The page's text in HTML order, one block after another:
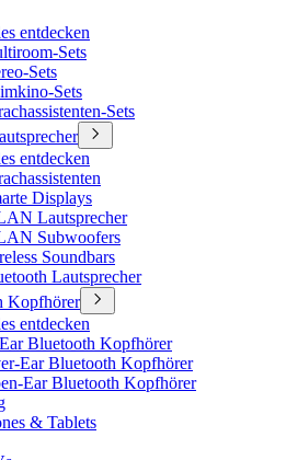
entdecken
Sets
Sets
Sets
Sets
entdecken
Displays
Lautsprecher
Subwoofers
Soundbars
Lautsprecher
Kopfhörer
entdecken
Bluetooth Kopfhörer
Ear Bluetooth Kopfhörer
Ear Bluetooth Kopfhörer
& Tablets